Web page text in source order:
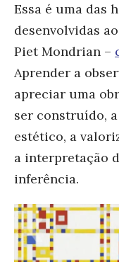
Essa é uma das
desenvolvidas
Piet Mondrian –
Aprender a
apreciar uma
ser construído,
estético, a
a interpretação
inferência.